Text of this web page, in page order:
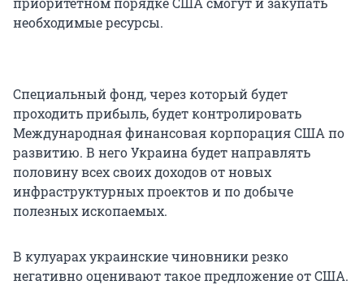
необходимые ресурсы.
Специальный фонд, через который будет
проходить прибыль, будет контролировать
Международная финансовая корпорация США по
развитию. В него Украина будет направлять
половину всех своих доходов от новых
инфраструктурных проектов и по добыче
полезных ископаемых.
В кулуарах украинские чиновники резко
негативно оценивают такое предложение от США.